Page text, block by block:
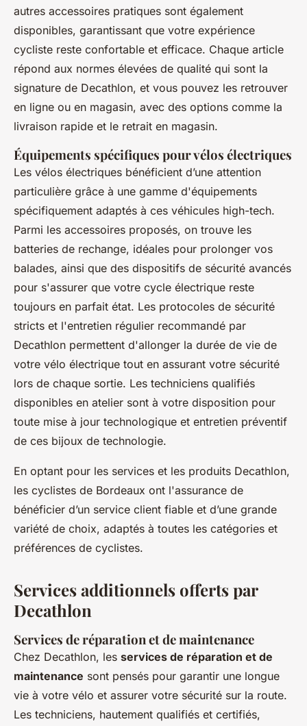
autres accessoires pratiques sont également
disponibles, garantissant que votre expérience
cycliste reste confortable et efficace. Chaque article
répond aux normes élevées de qualité qui sont la
signature de Decathlon, et vous pouvez les retrouver
en ligne ou en magasin, avec des options comme la
livraison rapide et le retrait en magasin.
Équipements spécifiques pour vélos électriques
Les vélos électriques bénéficient d’une attention
particulière grâce à une gamme d'équipements
spécifiquement adaptés à ces véhicules high-tech.
Parmi les accessoires proposés, on trouve les
batteries de rechange, idéales pour prolonger vos
balades, ainsi que des dispositifs de sécurité avancés
pour s'assurer que votre cycle électrique reste
toujours en parfait état. Les protocoles de sécurité
stricts et l'entretien régulier recommandé par
Decathlon permettent d'allonger la durée de vie de
votre vélo électrique tout en assurant votre sécurité
lors de chaque sortie. Les techniciens qualifiés
disponibles en atelier sont à votre disposition pour
toute mise à jour technologique et entretien préventif
de ces bijoux de technologie.
En optant pour les services et les produits Decathlon,
les cyclistes de Bordeaux ont l'assurance de
bénéficier d’un service client fiable et d’une grande
variété de choix, adaptés à toutes les catégories et
préférences de cyclistes.
Services additionnels offerts par
Decathlon
Services de réparation et de maintenance
Chez Decathlon, les services de réparation et de
maintenance sont pensés pour garantir une longue
vie à votre vélo et assurer votre sécurité sur la route.
Les techniciens, hautement qualifiés et certifiés,